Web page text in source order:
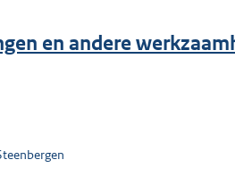
en andere